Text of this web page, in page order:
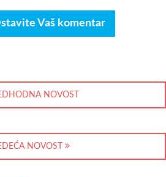
Vaš komentar
NOVOST
NOVOST